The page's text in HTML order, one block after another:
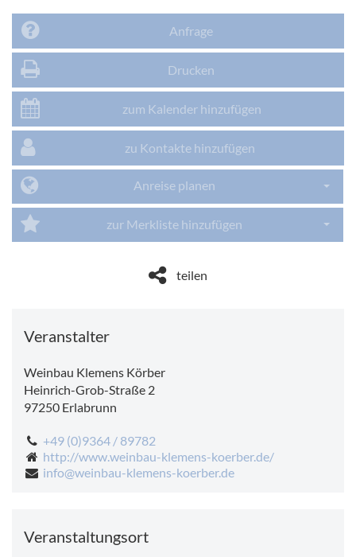
Anfrage
Drucken
zum Kalender hinzufügen
zu Kontakte hinzufügen
Anreise planen
zur Merkliste hinzufügen
teilen
Veranstalter
Weinbau Klemens Körber
Heinrich-Grob-Straße 2
97250 Erlabrunn
+49 (0)9364 / 89782
http://www.weinbau-klemens-koerber.de/
info@weinbau-klemens-koerber.de
Veranstaltungsort